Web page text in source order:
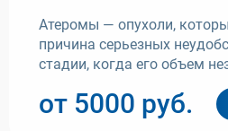
Атеромы — опухоли,
причина серьезных
стадии, когда его объем
от 5000 руб.